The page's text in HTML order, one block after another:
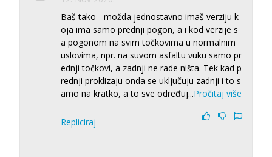
Baš tako - možda jednostavno imaš verziju k
oja ima samo prednji pogon, a i kod verzije s
a pogonom na svim točkovima u normalnim
uslovima, npr. na suvom asfaltu vuku samo pr
ednji točkovi, a zadnji ne rade ništa. Tek kad p
rednji proklizaju onda se uključuju zadnji i to s
amo na kratko, a to sve određuj...Pročitaj više
Repliciraj